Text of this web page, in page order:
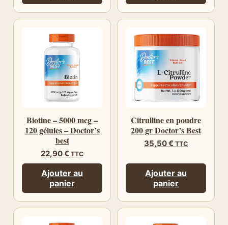
Biotine – 5000 mcg –
120 gélules – Doctor’s
best
22,90€ TTC
Ajouter au
panier
Citrulline en poudre
200 gr Doctor’s Best
35,50€ TTC
Ajouter au
panier